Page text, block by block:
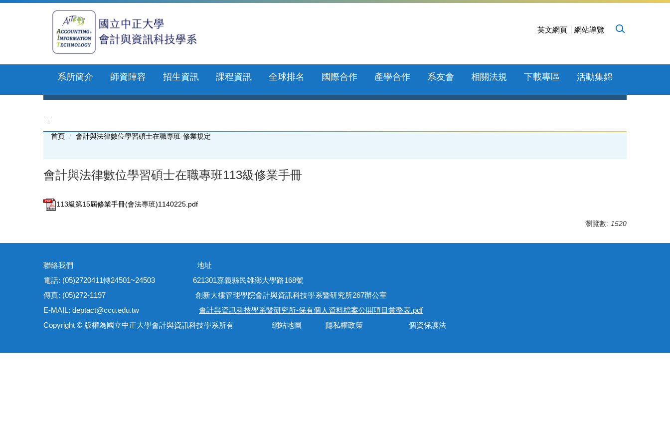
英文網頁 網站導覽
系所簡介 師資陣容 招生資訊 課程資訊 全球排名 國際合作 產學合作 系友會 相關法規 下載專區 活動集錦
:::
首頁 會計與法律數位學習碩士在職專班-修業規定
會計與法律數位學習碩士在職專班113級修業手冊
113級第15屆修業手冊(會法專班)1140225.pdf
瀏覽數: 1520
聯絡我們 地址
電話: (05)2720411轉24501~24503 621301嘉義縣民雄鄉大學路168號
傳真: (05)272-1197 創新大樓管理學院會計與資訊科技學系暨研究所267辦公室
E-MAIL: deptact@ccu.edu.tw 會計與資訊科技學系暨研究所-保有個人資料檔案公開項目彙整表.pdf
Copyright © 版權為國立中正大學會計與資訊科技學系所有 網站地圖 隱私權政策 個資保護法